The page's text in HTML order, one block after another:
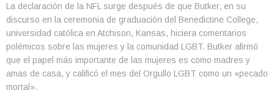
La declaración de la NFL surge después de que Butker, en su
discurso en la ceremonia de graduación del Benedictine College,
universidad católica en Atchison, Kansas, hiciera comentarios
polémicos sobre las mujeres y la comunidad LGBT. Butker afirmó
que el papel más importante de las mujeres es como madres y
amas de casa, y calificó el mes del Orgullo LGBT como un «pecado
mortal».